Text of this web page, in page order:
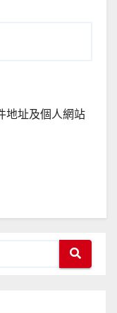
地址及個人網站